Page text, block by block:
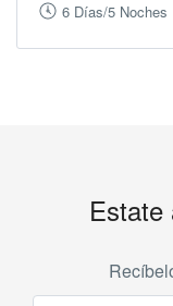
6 Días/5 Noches
Estate